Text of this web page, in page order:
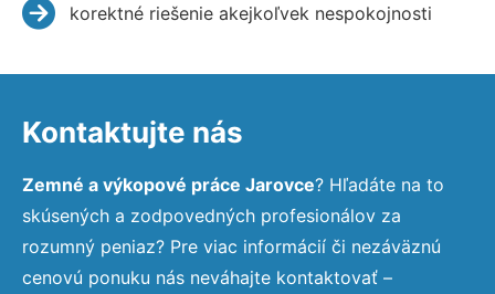
korektné riešenie akejkoľvek nespokojnosti
Kontaktujte nás
Zemné a výkopové práce Jarovce? Hľadáte na to
skúsených a zodpovedných profesionálov za
rozumný peniaz? Pre viac informácií či nezáväznú
cenovú ponuku nás neváhajte kontaktovať –